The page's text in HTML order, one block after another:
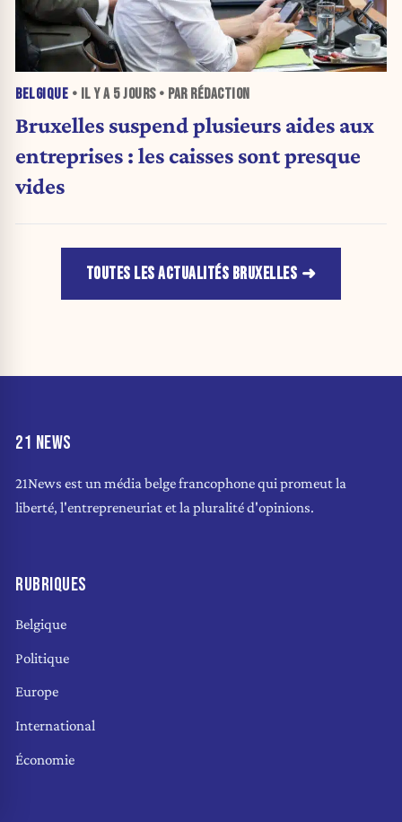
BELGIQUE • IL Y A 5 JOURS• PAR RÉDACTION
Bruxelles suspend plusieurs aides aux
entreprises : les caisses sont presque
vides
TOUTES LES ACTUALITÉS BRUXELLES
21 NEWS
21News est un média belge francophone qui promeut la
liberté, l'entrepreneuriat et la pluralité d'opinions.
RUBRIQUES
Belgique
Politique
Europe
International
Économie